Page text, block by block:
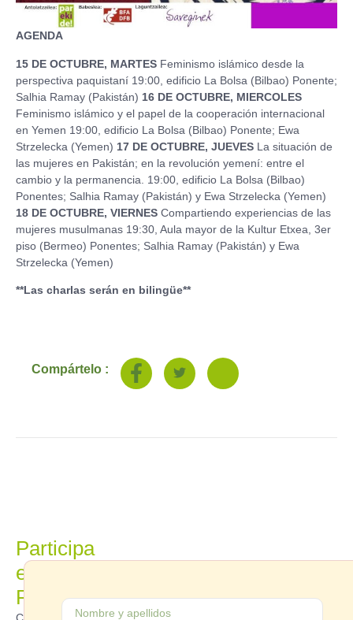
AGENDA
15 DE OCTUBRE, MARTES Feminismo islámico desde la
perspectiva paquistaní 19:00, edificio La Bolsa (Bilbao) Ponente;
Salhia Ramay (Pakistán) 16 DE OCTUBRE, MIERCOLES
Feminismo islámico y el papel de la cooperación internacional
en Yemen 19:00, edificio La Bolsa (Bilbao) Ponente; Ewa
Strzelecka (Yemen) 17 DE OCTUBRE, JUEVES La situación de
las mujeres en Pakistán; en la revolución yemení: entre el
cambio y la permanencia. 19:00, edificio La Bolsa (Bilbao)
Ponentes; Salhia Ramay (Pakistán) y Ewa Strzelecka (Yemen)
18 DE OCTUBRE, VIERNES Compartiendo experiencias de las
mujeres musulmanas 19:30, Aula mayor de la Kultur Etxea, 3er
piso (Bermeo) Ponentes; Salhia Ramay (Pakistán) y Ewa
Strzelecka (Yemen)
**Las charlas serán en bilingüe**
Compártelo :
Participa
en
Parekide
Contáctanos